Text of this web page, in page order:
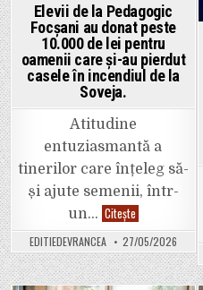
Elevii de la Pedagogic
Focșani au donat peste
10.000 de lei pentru
oamenii care și-au pierdut
casele în incendiul de la
Soveja.
Atitudine
entuziasmantă a
tinerilor care înțeleg să-
și ajute semenii, într-
un… CiteșteElevii
de
la
Pedagogic
Focșani
au
donat
EDITIEDEVRANCEA 27/05/2026